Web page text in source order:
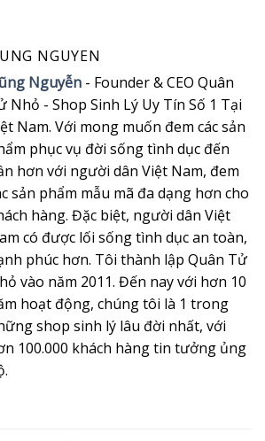
NGUYEN
Nguyễn - Founder & CEO Quân
Nhỏ - Shop Sinh Lý Uy Tín Số 1 Tại
Nam. Với mong muốn đem các sản
phục vụ đời sống tình dục đến
hơn với người dân Việt Nam, đem
sản phẩm mẫu mã đa dạng hơn cho
hàng. Đặc biệt, người dân Việt
có được lối sống tình dục an toàn,
phúc hơn. Tôi thành lập Quân Tử
vào năm 2011. Đến nay với hơn 10
hoạt động, chúng tôi là 1 trong
shop sinh lý lâu đời nhất, với
100.000 khách hàng tin tưởng ủng